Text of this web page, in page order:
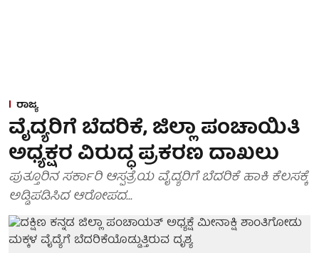
ರಾಜ್ಯ
ವೈದ್ಯರಿಗೆ ಬೆದರಿಕೆ, ಜಿಲ್ಲಾ ಪಂಚಾಯಿತಿ
ಅಧ್ಯಕ್ಷರ ವಿರುದ್ಧ ಪ್ರಕರಣ ದಾಖಲು
ಪುತ್ತೂರಿನ ಸರ್ಕಾರಿ ಆಸ್ಪತ್ರೆಯ ವೈದ್ಯರಿಗೆ ಬೆದರಿಕೆ ಹಾಕಿ ಕೆಲಸಕ್ಕೆ
ಅಡ್ಡಿಪಡಿಸಿದ ಆರೋಪದ...